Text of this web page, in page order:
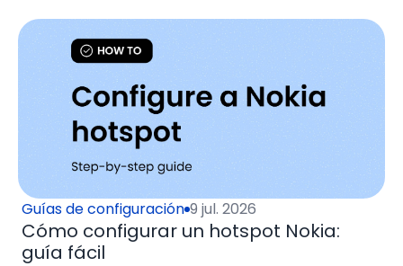
Guías de configuración 9 jul. 2026
Cómo configurar un hotspot Nokia:
guía fácil